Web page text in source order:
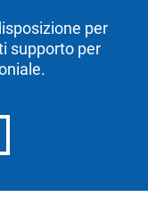
per
supporto per